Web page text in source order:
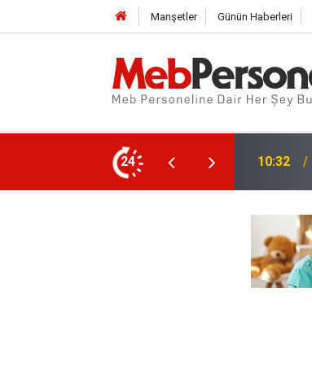
Manşetler Günün Haberleri
24
Ödenecek Ücretler Belli Oldu 10:02